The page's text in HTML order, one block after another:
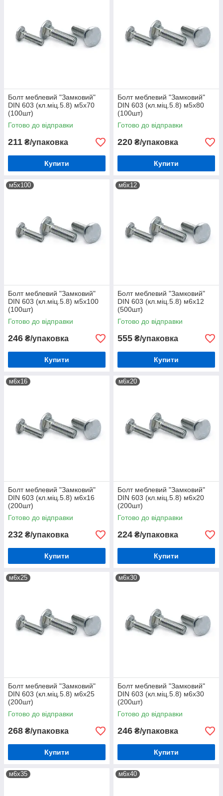
Болт меблевий "Замковий"
DIN 603 (кл.міц.5.8) м5х70
(100шт)
Готово до відправки
211 ₴/упаковка
Купити
Болт меблевий "Замковий"
DIN 603 (кл.міц.5.8) м5х80
(100шт)
Готово до відправки
220 ₴/упаковка
Купити
м5х100
Болт меблевий "Замковий"
DIN 603 (кл.міц.5.8) м5х100
(100шт)
Готово до відправки
246 ₴/упаковка
Купити
м6х12
Болт меблевий "Замковий"
DIN 603 (кл.міц.5.8) м6х12
(500шт)
Готово до відправки
555 ₴/упаковка
Купити
м6х16
Болт меблевий "Замковий"
DIN 603 (кл.міц.5.8) м6х16
(200шт)
Готово до відправки
232 ₴/упаковка
Купити
м6х20
Болт меблевий "Замковий"
DIN 603 (кл.міц.5.8) м6х20
(200шт)
Готово до відправки
224 ₴/упаковка
Купити
м6х25
Болт меблевий "Замковий"
DIN 603 (кл.міц.5.8) м6х25
(200шт)
Готово до відправки
268 ₴/упаковка
Купити
м6х30
Болт меблевий "Замковий"
DIN 603 (кл.міц.5.8) м6х30
(200шт)
Готово до відправки
246 ₴/упаковка
Купити
м6х35 м6х40